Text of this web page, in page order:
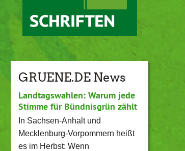
GRUENE.DE News
Landtagswahlen: Warum jede
Stimme für Bündnisgrün zählt
In Sachsen-Anhalt und
Mecklenburg-Vorpommern heißt
es im Herbst: Wenn